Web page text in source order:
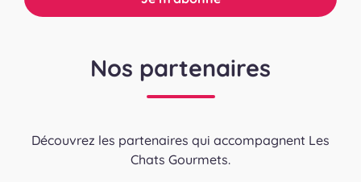
Nos partenaires
Découvrez les partenaires qui accompagnent Les
Chats Gourmets.